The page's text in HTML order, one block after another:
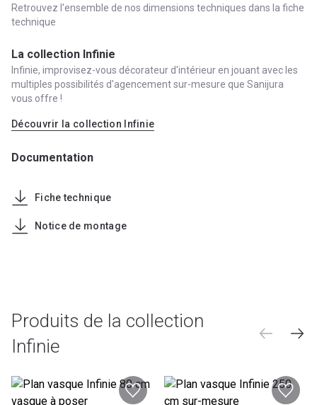
Retrouvez l'ensemble de nos dimensions techniques dans la fiche
technique
La collection Infinie
Infinie, improvisez-vous décorateur d'intérieur en jouant avec les
multiples possibilités d'agencement sur-mesure que Sanijura
vous offre !
Découvrir la collection Infinie
Documentation
Fiche technique
Notice de montage
Produits de la collection
Infinie